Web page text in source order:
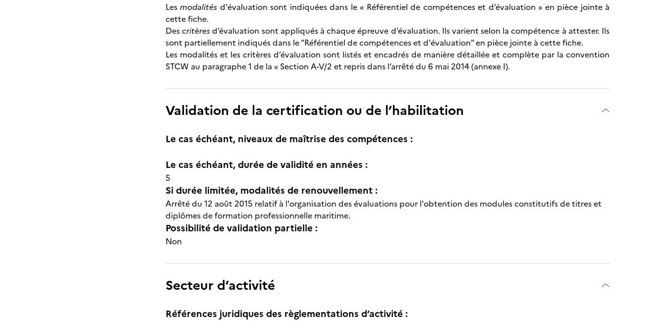
Lesmodalités d'évaluation sont indiquées dans le « Référentiel de compétences et d’évaluation » en pièce jointe à
cette fiche.
Descritèresd’évaluation sont appliqués à chaque épreuve d’évaluation. Ils varient selon la compétence à attester. Ils
sont partiellement indiqués dans le "Référentiel de compétences et d'évaluation" en pièce jointe à cette fiche.
Les modalités et les critères d’évaluation sont listés et encadrés de manière détaillée et complète par la convention
STCW au paragraphe 1 de la « Section A-V/2 et repris dans l’arrêté du 6 mai 2014 (annexe I).
Validation de la certification ou de l’habilitation
Le cas échéant, niveaux de maîtrise des compétences :
Le cas échéant, durée de validité en années :
5
Si durée limitée, modalités de renouvellement :
Arrêté du 12 août 2015 relatif à l'organisation des évaluations pour l'obtention des modules constitutifs de titres et
diplômes de formation professionnelle maritime.
Possibilité de validation partielle :
Non
Secteur d’activité
Références juridiques des règlementations d’activité :